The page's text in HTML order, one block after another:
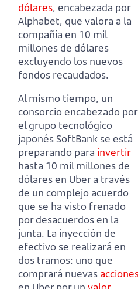
dólares, encabezada por
Alphabet, que valora a la
compañía en 10 mil
millones de dólares
excluyendo los nuevos
fondos recaudados.
Al mismo tiempo, un
consorcio encabezado por
el grupo tecnológico
japonés SoftBank se está
preparando para invertir
hasta 10 mil millones de
dólares en Uber a través
de un complejo acuerdo
que se ha visto frenado
por desacuerdos en la
junta. La inyección de
efectivo se realizará en
dos tramos: uno que
comprará nuevas